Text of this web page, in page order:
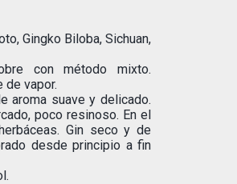
Gingko Biloba, Sichuan,
con método mixto.
de vapor.
aroma suave y delicado.
poco resinoso. En el
Gin seco y de
desde principio a fin